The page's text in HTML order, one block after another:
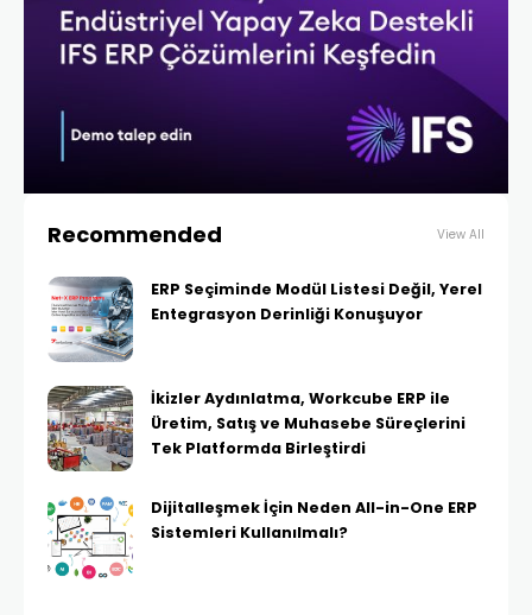
Recommended View All
ERP Seçiminde Modül Listesi Değil, Yerel
Entegrasyon Derinliği Konuşuyor
İkizler Aydınlatma, Workcube ERP ile
Üretim, Satış ve Muhasebe Süreçlerini
Tek Platformda Birleştirdi
Dijitalleşmek İçin Neden All-in-One ERP
Sistemleri Kullanılmalı?